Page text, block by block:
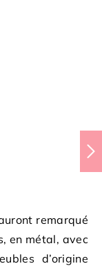
remarqué
en métal, avec
d’origine